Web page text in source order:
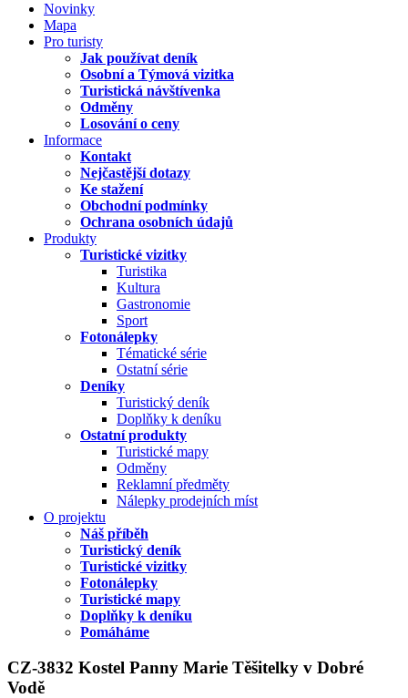
Novinky
Mapa
Pro turisty
Jak používat deník
Osobní a Týmová vizitka
Turistická návštívenka
Odměny
Losování o ceny
Informace
Kontakt
Nejčastější dotazy
Ke stažení
Obchodní podmínky
Ochrana osobních údajů
Produkty
Turistické vizitky
Turistika
Kultura
Gastronomie
Sport
Fotonálepky
Tématické série
Ostatní série
Deníky
Turistický deník
Doplňky k deníku
Ostatní produkty
Turistické mapy
Odměny
Reklamní předměty
Nálepky prodejních míst
O projektu
Náš příběh
Turistický deník
Turistické vizitky
Fotonálepky
Turistické mapy
Doplňky k deníku
Pomáháme
CZ-3832 Kostel Panny Marie Těšitelky v Dobré
Vodě